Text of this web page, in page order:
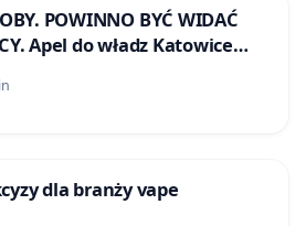
POWINNO BYĆ WIDAĆ
Apel do władz Katowice
do programu HIDDEN
– SŁONECZNIK –
dla branży vape